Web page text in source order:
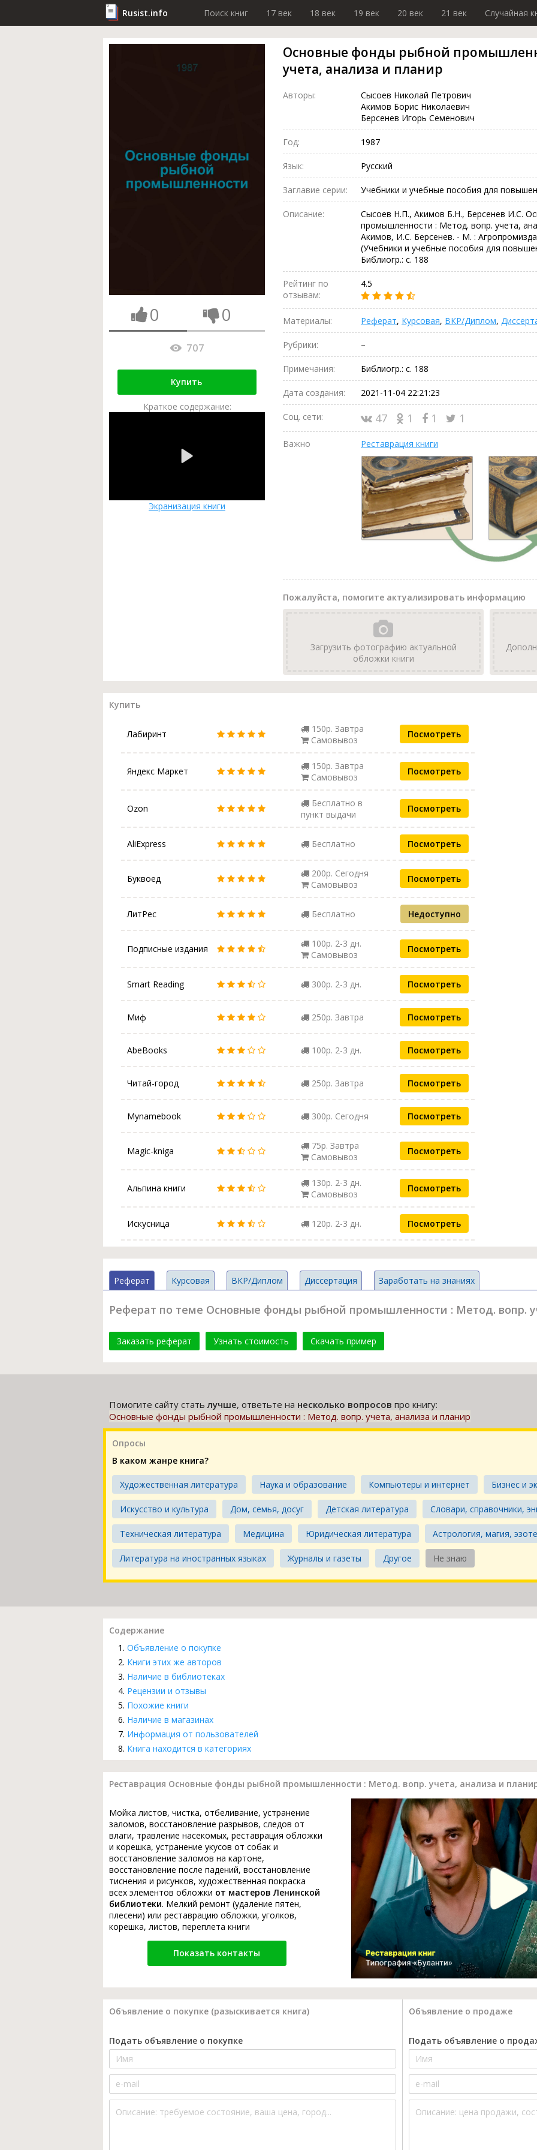
Rusist.info Поиск книг 17 век 18 век 19 век 20 век 21 век Случайная
0 0
707
Купить
Краткое содержание:
Экранизация книги
Основные фонды рыбной
учета, анализа и планир
Авторы:
Сысоев Николай Петрович
Акимов Борис Николаевич
Берсенев Игорь Семенович
Год: 1987
Язык: Русский
Заглавие серии: Учебники и учебные пособия для
Описание:
Сысоев Н.П., Акимов Б.Н., Берсенев И.С.
промышленности : Метод. вопр. учета,
Акимов, И.С. Берсенев. - М. :
(Учебники и учебные пособия для
Библиогр.: с. 188
Рейтинг по
отзывам:
4.5
Материалы: Реферат, Курсовая, ВКР/Диплом,
Рубрики: –
Примечания: Библиогр.: с. 188
Дата создания: 2021-11-04 22:21:23
Соц. сети: 47 1 1 1
Важно Реставрация книги
Пожалуйста, помогите актуализировать информацию
Загрузить фотографию актуальной
обложки книги
Купить
Лабиринт
150р. Завтра
Самовывоз
Посмотреть
Яндекс Маркет
150р. Завтра
Самовывоз
Посмотреть
Ozon
Бесплатно в
пункт выдачи
Посмотреть
AliExpress Бесплатно Посмотреть
Буквоед
200р. Сегодня
Самовывоз
Посмотреть
ЛитРес Бесплатно Недоступно
Подписные издания
100р. 2-3 дн.
Самовывоз
Посмотреть
Smart Reading 300р. 2-3 дн. Посмотреть
Миф 250р. Завтра Посмотреть
AbeBooks 100р. 2-3 дн. Посмотреть
Читай-город 250р. Завтра Посмотреть
Mynamebook 300р. Сегодня Посмотреть
Magic-kniga
75р. Завтра
Самовывоз
Посмотреть
Альпина книги
130р. 2-3 дн.
Самовывоз
Посмотреть
Искусница 120р. 2-3 дн. Посмотреть
Реферат Курсовая ВКР/Диплом Диссертация Заработать на знаниях
Реферат по теме Основные фонды рыбной промышленности : Метод. вопр.
Заказать реферат Узнать стоимость Скачать пример
Помогите сайту статьлучше, ответьте на несколько вопросов про книгу:
Основные фонды рыбной промышленности : Метод. вопр. учета, анализа и планир
Опросы
В каком жанре книга?
Художественная литература Наука и образование Компьютеры и интернет Бизнес и
Искусство и культура Дом, семья, досуг Детская литература Словари, справочники,
Техническая литература Медицина Юридическая литература Астрология, магия,
Литература на иностранных языках Журналы и газеты Другое Не знаю
Содержание
Объявление о покупке
Книги этих же авторов
Наличие в библиотеках
Рецензии и отзывы
Похожие книги
Наличие в магазинах
Информация от пользователей
Книга находится в категориях
Реставрация Основные фонды рыбной промышленности : Метод. вопр. учета, анализа и
Мойка листов, чистка, отбеливание, устранение
заломов, восстановление разрывов, следов от
влаги, травление насекомых, реставрация обложки
и корешка, устранение укусов от собак и
восстановление заломов на картоне,
восстановление после падений, восстановление
тиснения и рисунков, художественная покраска
всех элементов обложки от мастеров Ленинской
библиотеки. Мелкий ремонт (удаление пятен,
плесени) или реставрацию обложки, уголков,
корешка, листов, переплета книги
Показать контакты
Объявление о покупке (разыскивается книга) Объявление о продаже
Подать объявление о покупке Подать объявление о